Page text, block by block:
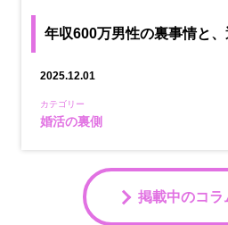
年収600万男性の裏事情と
2025.12.01
カテゴリー
婚活の裏側
掲載中のコラ